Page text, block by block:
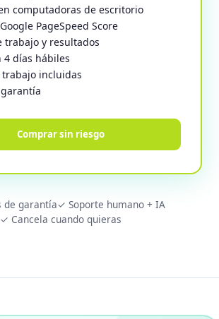
computadoras de escritorio
PageSpeed Score
trabajo y resultados
4 días hábiles
incluidas
Comprar sin riesgo
de garantía✓ Soporte humano + IA
✓ Cancela cuando quieras